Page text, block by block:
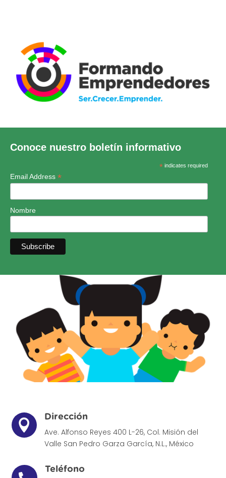
Conoce nuestro boletín informativo
*indicates required
Email Address *
Nombre

Dirección
Ave. Alfonso Reyes 400 L-26, Col. Misión del
Valle San Pedro Garza García, N.L., México
Teléfono